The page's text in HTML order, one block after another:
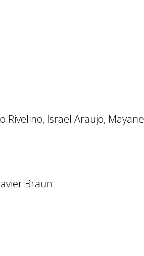
Rivelino, Israel Araujo, Mayane
Braun